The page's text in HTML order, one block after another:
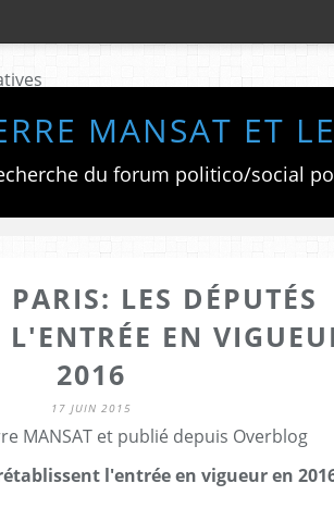
MANSAT ET
LES DÉPUTÉS
L'ENTRÉE EN
2016
17 JUIN 2015
MANSAT et publié depuis Overblog
l'entrée en vigueur en